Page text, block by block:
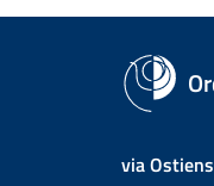
via